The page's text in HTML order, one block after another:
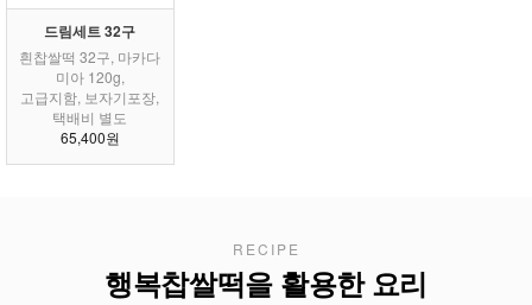
드림세트 32구
흰찹쌀떡 32구, 마카다
미아 120g,
고급지함, 보자기포장,
택배비 별도
65,400원
RECIPE
행복찹쌀떡을 활용한 요리